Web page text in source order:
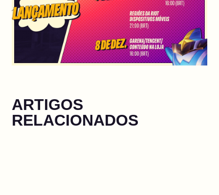
ARTIGOS
RELACIONADOS